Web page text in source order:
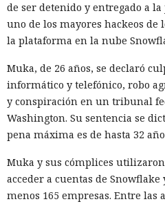
de ser detenido y entregado a
uno de los mayores hackeos
la plataforma en la nube
Muka, de 26 años, se declaró
informático y telefónico, robo
y conspiración en un tribunal
Washington. Su sentencia se
pena máxima es de hasta 32
Muka y sus cómplices
acceder a cuentas de
menos 165 empresas. Entre las